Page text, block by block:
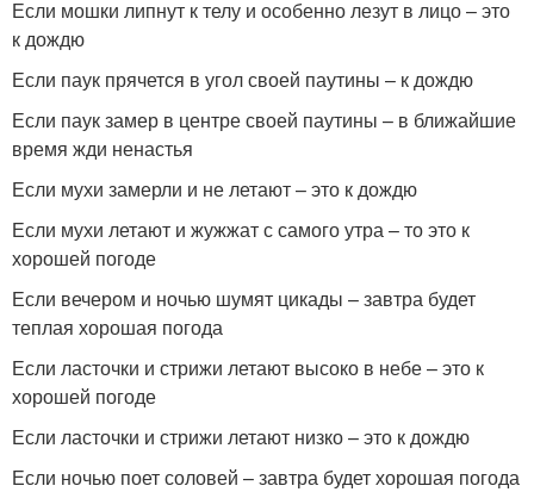
Если мошки липнут к телу и особенно лезут в лицо – это
к дождю
Если паук прячется в угол своей паутины – к дождю
Если паук замер в центре своей паутины – в ближайшие
время жди ненастья
Если мухи замерли и не летают – это к дождю
Если мухи летают и жужжат с самого утра – то это к
хорошей погоде
Если вечером и ночью шумят цикады – завтра будет
теплая хорошая погода
Если ласточки и стрижи летают высоко в небе – это к
хорошей погоде
Если ласточки и стрижи летают низко – это к дождю
Если ночью поет соловей – завтра будет хорошая погода